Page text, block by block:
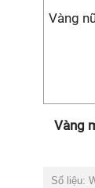
Vàng
Vàng
Số liệu: